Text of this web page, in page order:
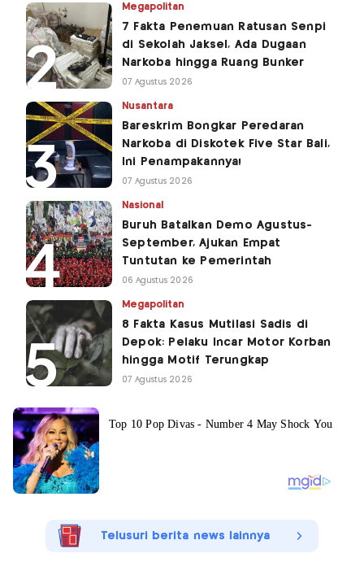
Megapolitan
7 Fakta Penemuan Ratusan Senpi
di Sekolah Jaksel, Ada Dugaan
Narkoba hingga Ruang Bunker
07 Agustus 2026
Nusantara
Bareskrim Bongkar Peredaran
Narkoba di Diskotek Five Star Bali,
Ini Penampakannya!
07 Agustus 2026
Nasional
Buruh Batalkan Demo Agustus-
September, Ajukan Empat
Tuntutan ke Pemerintah
06 Agustus 2026
Megapolitan
8 Fakta Kasus Mutilasi Sadis di
Depok: Pelaku Incar Motor Korban
hingga Motif Terungkap
07 Agustus 2026
Telusuri berita news lainnya